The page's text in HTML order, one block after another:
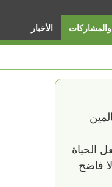
الأخبار والمشاركات
الحياة
فاضح